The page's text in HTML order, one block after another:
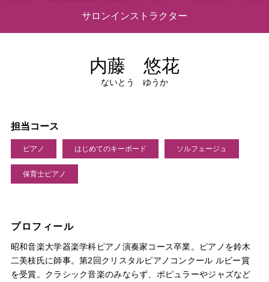
サロンインストラクター
内藤 悠花
ないとう ゆうか
担当コース
ピアノ はじめてのキーボード ソルフェージュ
保育士ピアノ
プロフィール
昭和音楽大学器楽学科ピアノ演奏家コース卒業。ピアノを鈴木
二美枝氏に師事。第2回クリスタルピアノコンクール ルビー賞
を受賞。クラシック音楽のみならず、ポピュラーやジャズなど